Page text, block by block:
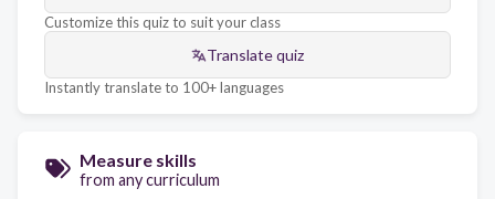
Customize this quiz to suit your class
Translate quiz
Instantly translate to 100+ languages
Measure skills
from any curriculum